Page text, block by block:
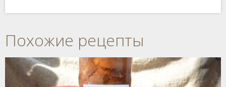
Похожие рецепты